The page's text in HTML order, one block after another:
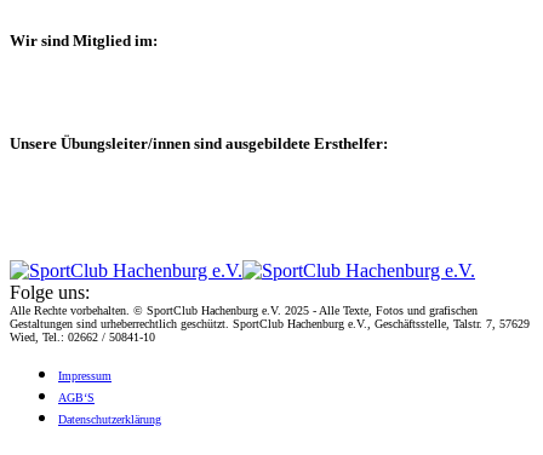
Wir sind Mitglied im:
Unsere Übungsleiter/innen sind ausgebildete Ersthelfer:
Folge uns:
Alle Rechte vorbehalten. © SportClub Hachenburg e.V. 2025 - Alle Texte, Fotos und grafischen
Gestaltungen sind urheberrechtlich geschützt. SportClub Hachenburg e.V., Geschäftsstelle, Talstr. 7, 57629
Wied, Tel.: 02662 / 50841-10
Impres­sum
AGB‘S
Daten­schutz­er­klä­rung